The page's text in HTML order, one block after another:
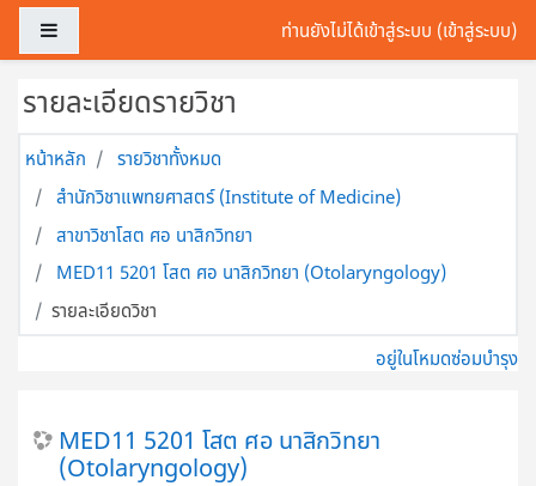
ข้ามไปที่เนื้อหาหลัก
ท่านยังไม่ได้เข้าสู่ระบบ (เข้าสู่ระบบ)
รายละเอียดรายวิชา
หน้าหลัก
รายวิชาทั้งหมด
สำนักวิชาแพทยศาสตร์ (Institute of Medicine)
สาขาวิชาโสต ศอ นาสิกวิทยา
MED11 5201 โสต ศอ นาสิกวิทยา (Otolaryngology)
รายละเอียดวิชา
อยู่ในโหมดซ่อมบำรุง
MED11 5201 โสต ศอ นาสิกวิทยา
(Otolaryngology)